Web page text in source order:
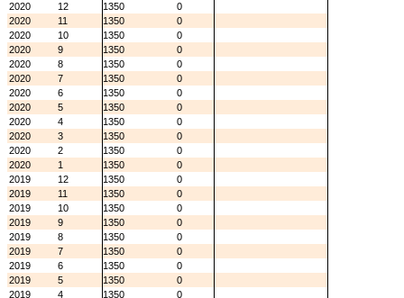
2020
12 1350
0
2020
11 1350
0
2020
10 1350
0
2020
9 1350
0
2020
8 1350
0
2020
7 1350
0
2020
6 1350
0
2020
5 1350
0
2020
4 1350
0
2020
3 1350
0
2020
2 1350
0
2020
1 1350
0
2019
12 1350
0
2019
11 1350
0
2019
10 1350
0
2019
9 1350
0
2019
8 1350
0
2019
7 1350
0
2019
6 1350
0
2019
5 1350
0
2019
4 1350
0